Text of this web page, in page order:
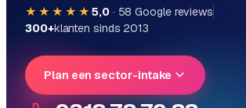
B
c
★★★★★ 5,0· 58 Google reviews
300+klanten sinds 2013
Plan een sector-intake